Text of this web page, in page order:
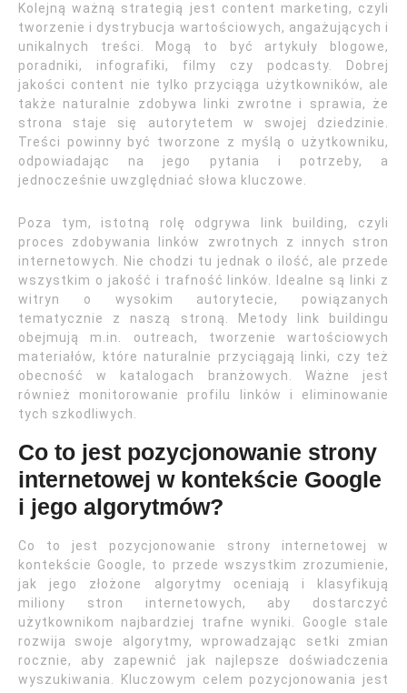
Kolejną ważną strategią jest content marketing, czyli
tworzenie i dystrybucja wartościowych, angażujących i
unikalnych treści. Mogą to być artykuły blogowe,
poradniki, infografiki, filmy czy podcasty. Dobrej
jakości content nie tylko przyciąga użytkowników, ale
także naturalnie zdobywa linki zwrotne i sprawia, że
strona staje się autorytetem w swojej dziedzinie.
Treści powinny być tworzone z myślą o użytkowniku,
odpowiadając na jego pytania i potrzeby, a
jednocześnie uwzględniać słowa kluczowe.
Poza tym, istotną rolę odgrywa link building, czyli
proces zdobywania linków zwrotnych z innych stron
internetowych. Nie chodzi tu jednak o ilość, ale przede
wszystkim o jakość i trafność linków. Idealne są linki z
witryn o wysokim autorytecie, powiązanych
tematycznie z naszą stroną. Metody link buildingu
obejmują m.in. outreach, tworzenie wartościowych
materiałów, które naturalnie przyciągają linki, czy też
obecność w katalogach branżowych. Ważne jest
również monitorowanie profilu linków i eliminowanie
tych szkodliwych.
Co to jest pozycjonowanie strony
internetowej w kontekście Google
i jego algorytmów?
Co to jest pozycjonowanie strony internetowej w
kontekście Google, to przede wszystkim zrozumienie,
jak jego złożone algorytmy oceniają i klasyfikują
miliony stron internetowych, aby dostarczyć
użytkownikom najbardziej trafne wyniki. Google stale
rozwija swoje algorytmy, wprowadzając setki zmian
rocznie, aby zapewnić jak najlepsze doświadczenia
wyszukiwania. Kluczowym celem pozycjonowania jest